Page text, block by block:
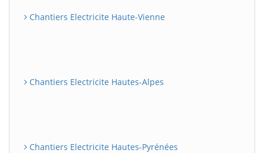
Chantiers Electricite Haute-Vienne
Chantiers Electricite Hautes-Alpes
Chantiers Electricite Hautes-Pyrénées